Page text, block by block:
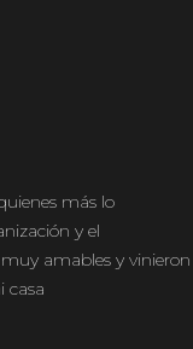
más lo
y el
amables y vinieron
casa